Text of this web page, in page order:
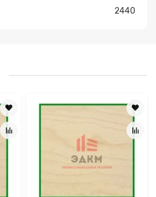
2440